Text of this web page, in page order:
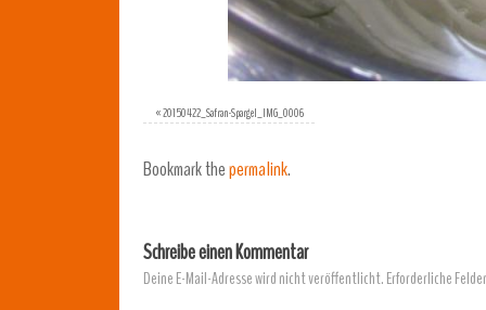
«20150422_Safran-Spargel_IMG_0006
Bookmark thepermalink.
Schreibe einen Kommentar
Deine E-Mail-Adresse wird nicht veröffentlicht.Erforderliche